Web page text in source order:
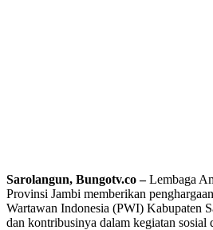
Sarolangun, Bungotv.co –Lembaga
Provinsi Jambi memberikan
Wartawan Indonesia (PWI) Kabupaten
dan kontribusinya dalam kegiatan sosial